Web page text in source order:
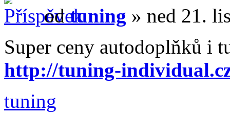
odtuning » ned 21.
Super ceny autodoplňků i
http://tuning-
tuning